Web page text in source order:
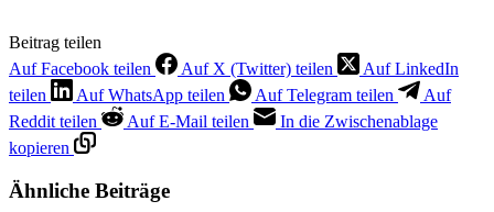
Beitrag teilen
Auf Facebook teilen
Auf X (Twitter) teilen
Auf LinkedIn
teilen
Auf WhatsApp teilen Auf Telegram teilen
Auf
Reddit teilen
Auf E-Mail teilen
In die Zwischenablage
kopieren
Ähnliche Beiträge